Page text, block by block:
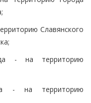
Славянского
- на территорию
- на территорию